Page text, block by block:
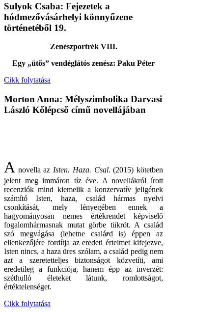
Sulyok Csaba: Fejezetek a
hódmezővásárhelyi könnyűzene
történetéből 19.
Zenészportrék VIII.
Egy „ütős” vendéglátós zenész: Paku Péter
Cikk folytatása
Morton Anna: Mélyszimbolika Darvasi
László Kőlépcső című novellájában
A novella az Isten. Haza. Csal. (2015) kötetben
jelent meg immáron tíz éve. A novellákról írott
recenziók mind kiemelik a konzervatív jeligének
számító Isten, haza, család hármas nyelvi
csonkítását, mely lényegében ennek a
hagyományosan nemes értékrendet képviselő
fogalomhármasnak mutat görbe tükröt. A család
szó megvágása (lehetne csalárd is) éppen az
ellenkezőjére fordítja az eredeti értelmet kifejezve,
Isten nincs, a haza üres szólam, a család pedig nem
azt a szeretetteljes biztonságot közvetíti, ami
eredetileg a funkciója, hanem épp az inverzét:
széthulló életeket látunk, romlottságot,
értéktelenséget.
Cikk folytatása